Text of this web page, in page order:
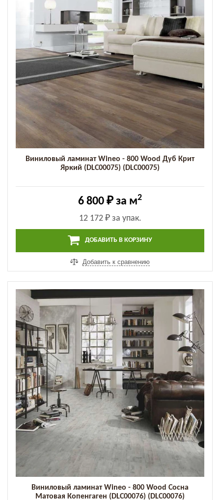
Виниловый ламинат Wineo - 800 Wood Дуб Крит
Яркий (DLC00075) (DLC00075)
6 800 ₽ за м2
12 172 ₽за упак.
ДОБАВИТЬ В КОРЗИНУ
Добавить к сравнению
Виниловый ламинат Wineo - 800 Wood Сосна
Матовая Копенгаген (DLC00076) (DLC00076)